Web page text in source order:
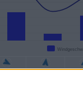
Windgeschw.